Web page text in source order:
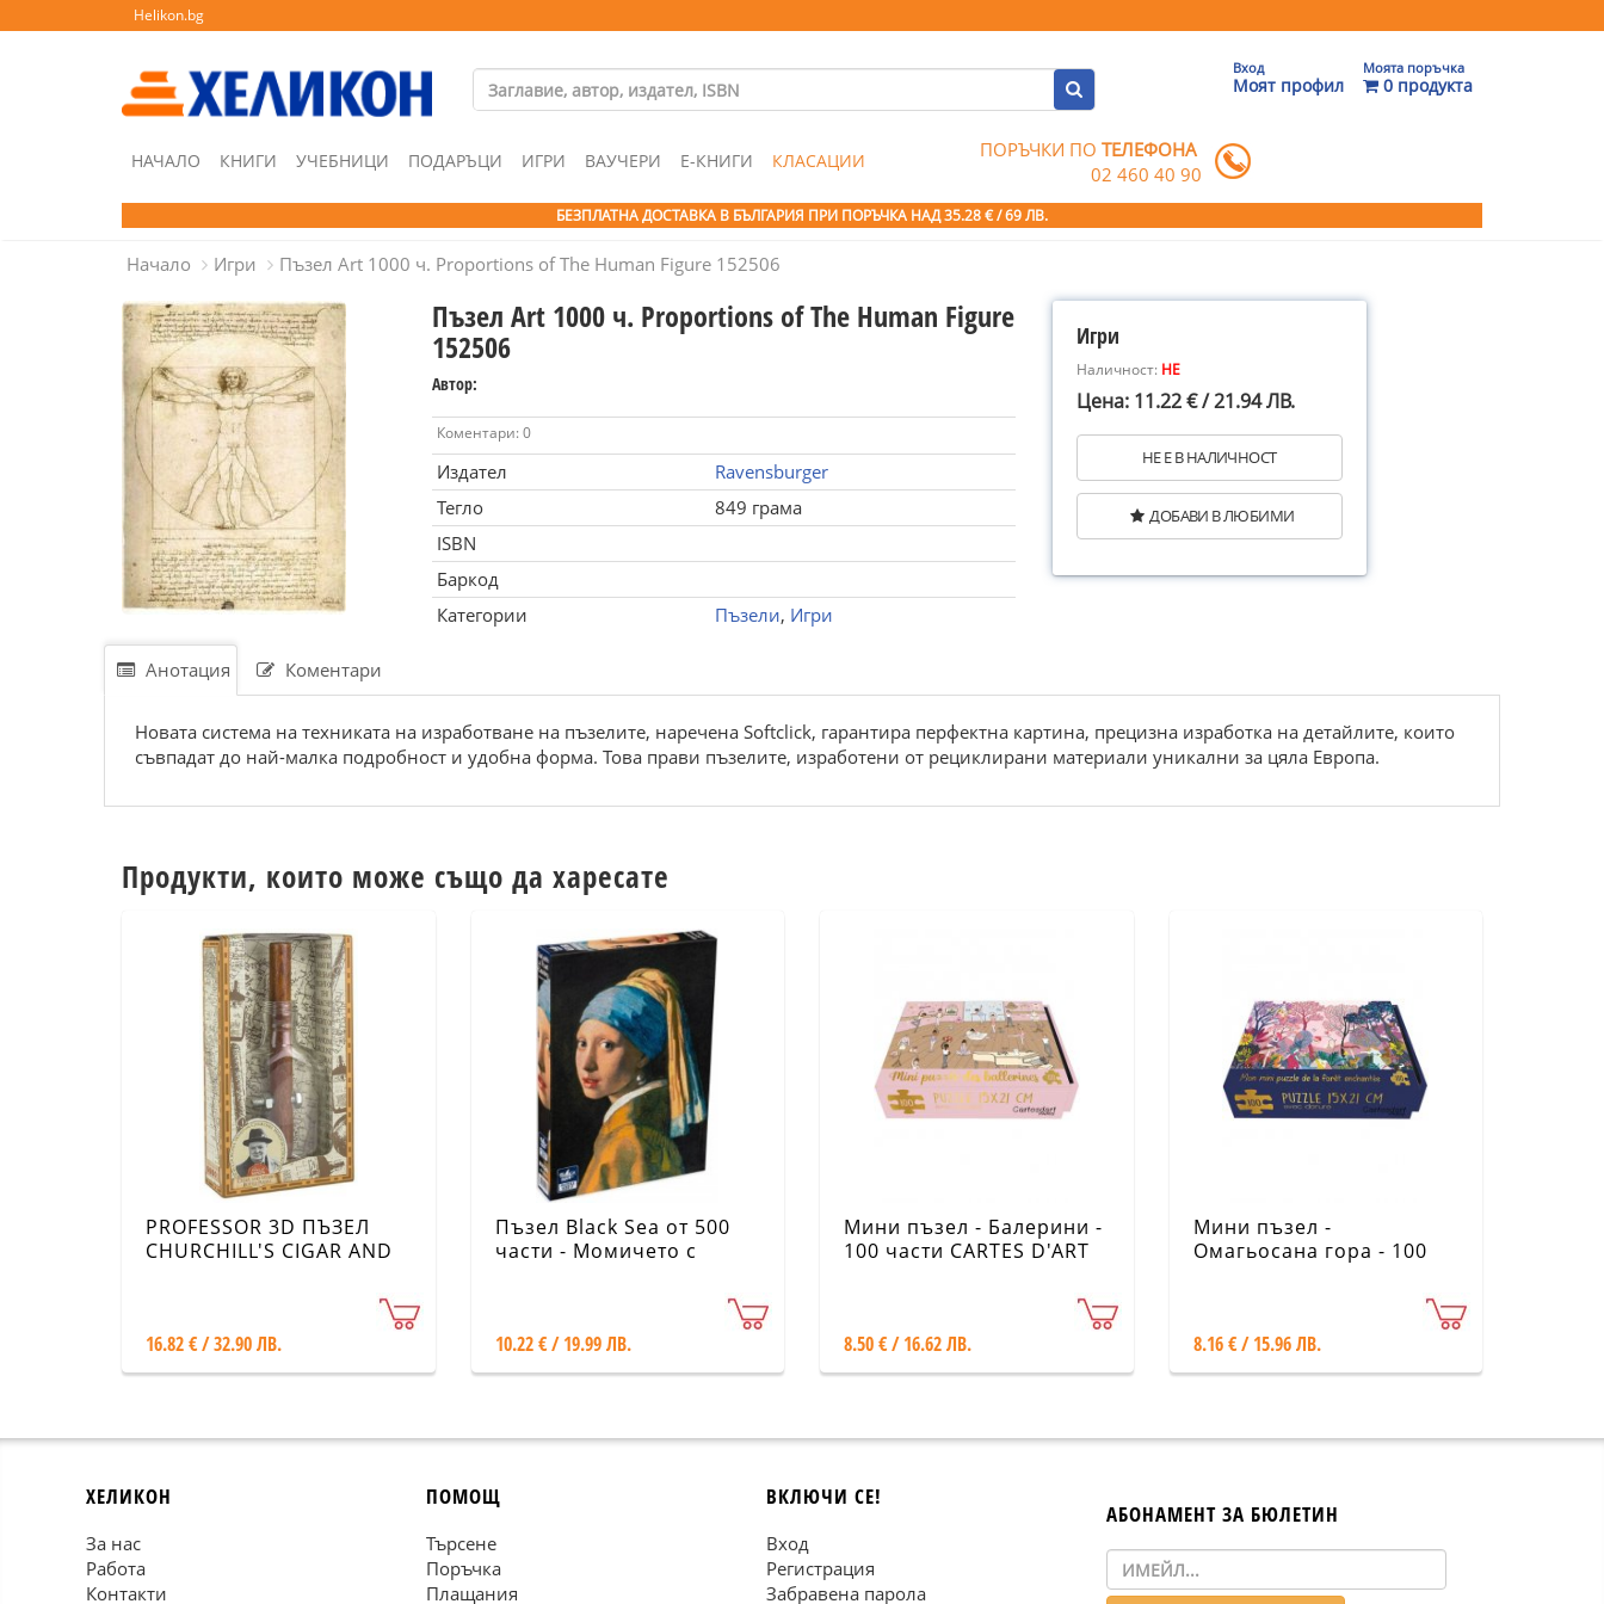
Helikon.bg
Вход
Моят профил
Моята поръчка
0 продукта
НАЧАЛО КНИГИ УЧЕБНИЦИ ПОДАРЪЦИ ИГРИ ВАУЧЕРИ Е-КНИГИ КЛАСАЦИИ ПОРЪЧКИ ПОТЕЛЕФОНА
02 460 40 90
БЕЗПЛАТНА ДОСТАВКА В БЪЛГАРИЯ ПРИ ПОРЪЧКА НАД 35.28 € / 69 ЛВ.
Начало Игри Пъзел Art 1000 ч. Proportions of The Human Figure 152506
Пъзел Art 1000 ч. Proportions of The Human Figure
152506
Автор:
Коментари: 0
Издател
Ravensburger
Тегло
849 грама
ISBN
Баркод
Категории
Пъзели, Игри
Игри
Наличност: НЕ
Цена: 11.22 € / 21.94 ЛВ.
НЕ Е В НАЛИЧНОСТ
ДОБАВИ В ЛЮБИМИ
Анотация Коментари
Новата система на техниката на изработване на пъзелите, наречена Softclick, гарантира перфектна картина, прецизна изработка на детайлите, които
съвпадат до най-малка подробност и удобна форма. Това прави пъзелите, изработени от рециклирани материали уникални за цяла Европа.
Продукти, които може също да харесате
PROFESSOR 3D ПЪЗЕЛ
CHURCHILL'S CIGAR AND
16.82 € / 32.90 ЛВ.
Пъзел Black Sea от 500
части - Момичето с
10.22 € / 19.99 ЛВ.
Мини пъзел - Балерини -
100 части CARTES D'ART
8.50 € / 16.62 ЛВ.
Мини пъзел -
Омагьосана гора - 100
8.16 € / 15.96 ЛВ.
ХЕЛИКОН
За нас
Работа
Контакти
ПОМОЩ
Търсене
Поръчка
Плащания
ВКЛЮЧИ СЕ!
Вход
Регистрация
Забравена парола
АБОНАМЕНТ ЗА БЮЛЕТИН